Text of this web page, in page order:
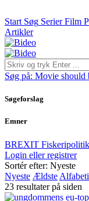
Start Søg Serier Film
Artikler
Søg på: Movie should
Søgeforslag
Emner
BREXIT Fiskeripolitik
Login eller registrer
Sortér efter: Nyeste
Nyeste Ældste
23 resultater på siden